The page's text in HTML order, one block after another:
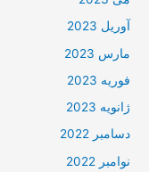
آوریل 2023
مارس 2023
فوریه 2023
ژانویه 2023
دسامبر 2022
نوامبر 2022